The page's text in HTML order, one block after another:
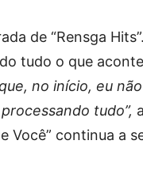
de “Rensga
tudo o que
no início, eu
tudo”,
Você” continua a